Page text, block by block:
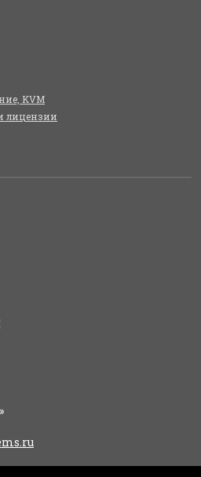
KVM
лицензии